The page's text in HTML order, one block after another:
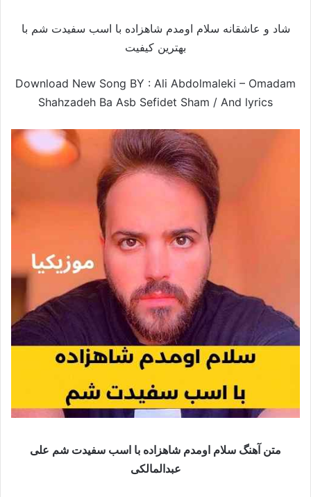
شاد و عاشقانه سلام اومدم شاهزاده با اسب سفیدت شم با
بهترین کیفیت
Download New Song BY : Ali Abdolmaleki – Omadam
Shahzadeh Ba Asb Sefidet Sham / And lyrics
متن آهنگ سلام اومدم شاهزاده با اسب سفیدت شم علی
عبدالمالکی